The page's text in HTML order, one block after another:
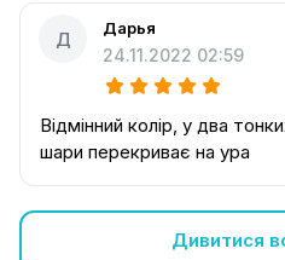
Д Дарья
24.11.2022 02:59
Відмінний колір, у два
шари перекриває на ура
Дивитися